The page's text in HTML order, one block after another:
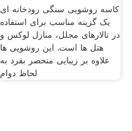
کاسه روشویی سنگی رودخانه ای
یک گزینه مناسب برای استفاده
در تالارهای مجلل، منازل لوکس و
هتل ها است. این روشویی ها
علاوه بر زیبایی منحصر بفرد به
لحاظ دوام